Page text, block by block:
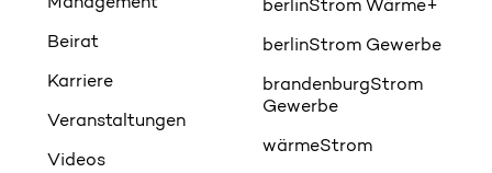
Beirat
Karriere
Veranstaltungen
Videos
berlinStrom Wärme+
berlinStrom Gewerbe
brandenburgStrom
Gewerbe
wärmeStrom